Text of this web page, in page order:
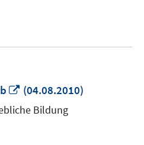
In
neuem
Fenster
(04.08.2010)
Bildung